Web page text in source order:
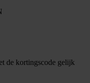
de kortingscode gelijk